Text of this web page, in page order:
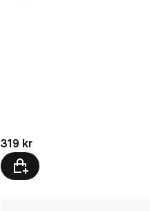
Pris: 319 kr
319 kr